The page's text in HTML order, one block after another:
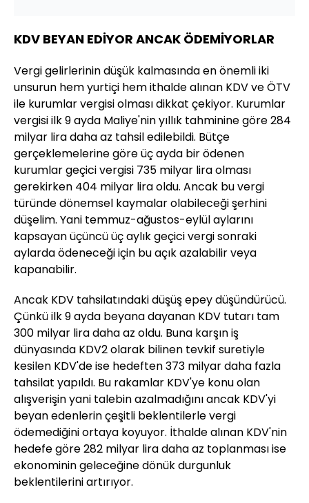
KDV BEYAN EDİYOR ANCAK ÖDEMİYORLAR
Vergi gelirlerinin düşük kalmasında en önemli iki
unsurun hem yurtiçi hem ithalde alınan KDV ve ÖTV
ile kurumlar vergisi olması dikkat çekiyor. Kurumlar
vergisi ilk 9 ayda Maliye'nin yıllık tahminine göre 284
milyar lira daha az tahsil edilebildi. Bütçe
gerçeklemelerine göre üç ayda bir ödenen
kurumlar geçici vergisi 735 milyar lira olması
gerekirken 404 milyar lira oldu. Ancak bu vergi
türünde dönemsel kaymalar olabileceği şerhini
düşelim. Yani temmuz-ağustos-eylül aylarını
kapsayan üçüncü üç aylık geçici vergi sonraki
aylarda ödeneceği için bu açık azalabilir veya
kapanabilir.
Ancak KDV tahsilatındaki düşüş epey düşündürücü.
Çünkü ilk 9 ayda beyana dayanan KDV tutarı tam
300 milyar lira daha az oldu. Buna karşın iş
dünyasında KDV2 olarak bilinen tevkif suretiyle
kesilen KDV'de ise hedeften 373 milyar daha fazla
tahsilat yapıldı. Bu rakamlar KDV'ye konu olan
alışverişin yani talebin azalmadığını ancak KDV'yi
beyan edenlerin çeşitli beklentilerle vergi
ödemediğini ortaya koyuyor. İthalde alınan KDV'nin
hedefe göre 282 milyar lira daha az toplanması ise
ekonominin geleceğine dönük durgunluk
beklentilerini artırıyor.